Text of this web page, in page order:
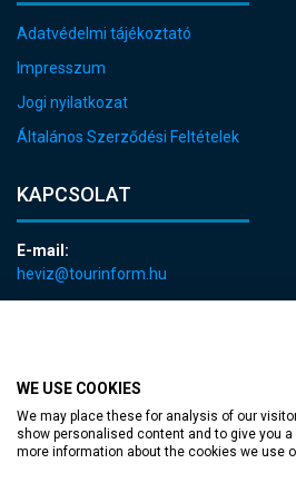
WE USE COOKIES
We may place these for analysis of our
show personalised content and to give you
more information about the cookies we use
Adatvédelmi tájékoztató
Impresszum
Jogi nyilatkozat
Általános Szerződési Feltételek
KAPCSOLAT
E-mail:
heviz@tourinform.hu